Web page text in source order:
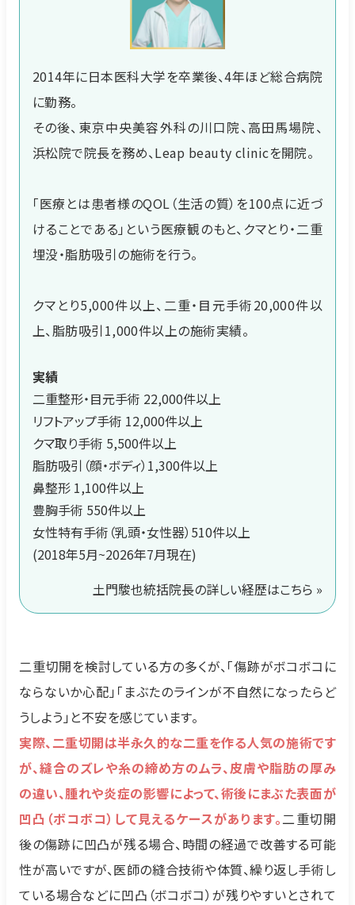
2014年に日本医科大学を卒業後、4年ほど総合病院
に勤務。
その後、東京中央美容外科の川口院、高田馬場院、
浜松院で院長を務め、Leap beauty clinicを開院。
「医療とは患者様のQOL（生活の質）を100点に近づ
けることである」という医療観のもと、クマとり・二重
埋没・脂肪吸引の施術を行う。
クマとり5,000件以上、二重・目元手術20,000件以
上、脂肪吸引1,000件以上の施術実績。
実績
二重整形・目元手術 22,000件以上
リフトアップ手術 12,000件以上
クマ取り手術 5,500件以上
脂肪吸引（顔・ボディ）1,300件以上
鼻整形 1,100件以上
豊胸手術 550件以上
女性特有手術（乳頭・女性器）510件以上
(2018年5月~2026年7月現在)
土門駿也統括院長の詳しい経歴はこちら »
二重切開を検討している方の多くが、「傷跡がボコボコに
ならないか心配」「まぶたのラインが不自然になったらど
うしよう」と不安を感じています。
実際、二重切開は半永久的な二重を作る人気の施術です
が、縫合のズレや糸の締め方のムラ、皮膚や脂肪の厚み
の違い、腫れや炎症の影響によって、術後にまぶた表面が
凹凸（ボコボコ）して見えるケースがあります。二重切開
後の傷跡に凹凸が残る場合、時間の経過で改善する可能
性が高いですが、医師の縫合技術や体質、繰り返し手術し
ている場合などに凹凸（ボコボコ）が残りやすいとされて